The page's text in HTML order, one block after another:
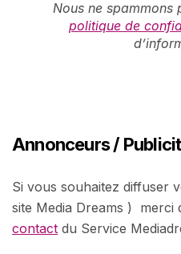
Nous ne spammons
politique de
Annonceurs /
Si vous souhaitez diffuser
site Media Dreams ) merci
contact du Service